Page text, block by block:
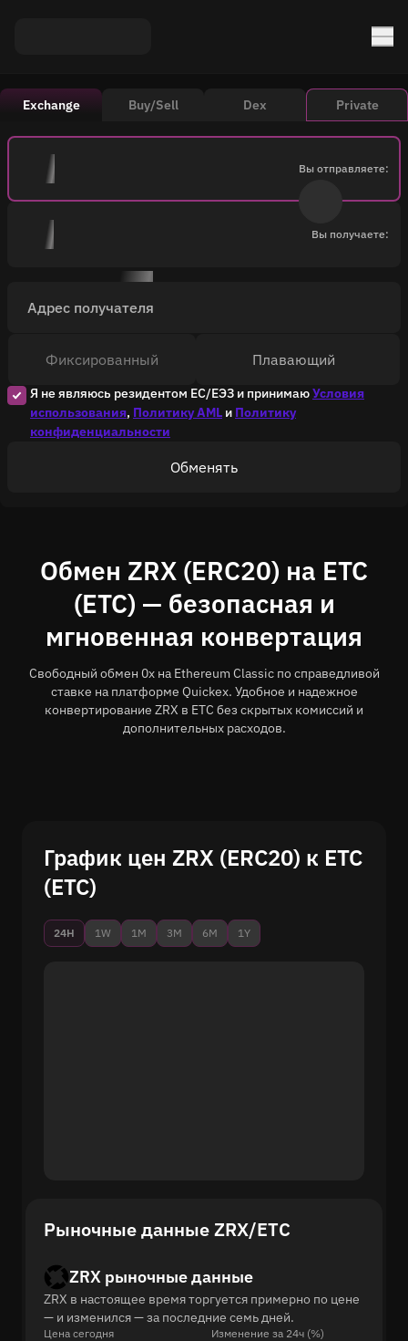
Exchange Buy/Sell Dex Private
Вы отправляете:
Вы получаете:
Адрес получателя
Я не являюсь резидентом ЕС/ЕЭЗ и принимаюУсловия
использования, Политику AML и Политику
конфиденциальности
Фиксированный Плавающий
Обменять
Обмен ZRX (ERC20) на ETC
(ETC) — безопасная и
мгновенная конвертация
Свободный обмен 0x на Ethereum Classic по справедливой
ставке на платформе Quickex. Удобное и надежное
конвертирование ZRX в ETC без скрытых комиссий и
дополнительных расходов.
График цен ZRX (ERC20) к ETC
(ETC)
24H 1W 1M 3M 6M 1Y
Рыночные данные ZRX/ETC
ZRX рыночные данные
ZRX в настоящее время торгуется примерно по цене
— и изменился — за последние семь дней.
Цена сегодня Изменение за 24ч (%)